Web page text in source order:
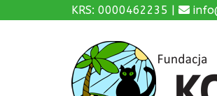
KRS: 0000462235 |